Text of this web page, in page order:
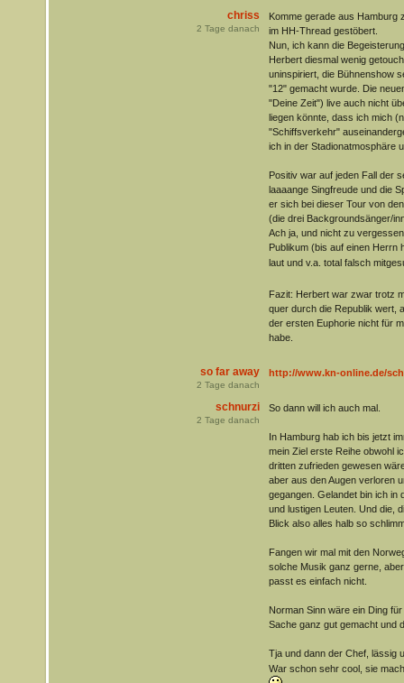
chriss
2 Tage danach
Komme gerade aus Hamburg
im HH-Thread gestöbert.
Nun, ich kann die
Herbert diesmal wenig
uninspiriert, die Bühnenshow
"12" gemacht wurde. Die
"Deine Zeit") live auch nicht
liegen könnte, dass ich mich
"Schiffsverkehr"
ich in der Stadionatmosphäre
Positiv war auf jeden Fall der
laaaange Singfreude und die
er sich bei dieser Tour von
(die drei Backgroundsänger/
Ach ja, und nicht zu
Publikum (bis auf einen Herrn
laut und v.a. total falsch
Fazit: Herbert war zwar trotz
quer durch die Republik wert,
der ersten Euphorie nicht für
habe.
so far away
2 Tage danach
http://www.kn-online.de/
schnurzi
2 Tage danach
So dann will ich auch mal.
In Hamburg hab ich bis jetzt
mein Ziel erste Reihe obwohl
dritten zufrieden gewesen
aber aus den Augen verloren
gegangen. Gelandet bin ich in
und lustigen Leuten. Und die,
Blick also alles halb so
Fangen wir mal mit den
solche Musik ganz gerne,
passt es einfach nicht.
Norman Sinn wäre ein Ding
Sache ganz gut gemacht und
Tja und dann der Chef, lässig
War schon sehr cool, sie